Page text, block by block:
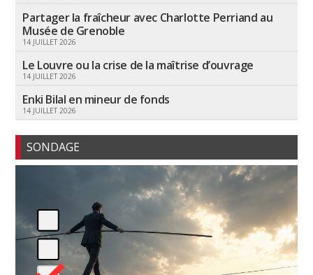
Partager la fraîcheur avec Charlotte Perriand au
Musée de Grenoble
14 JUILLET 2026
Le Louvre ou la crise de la maîtrise d’ouvrage
14 JUILLET 2026
Enki Bilal en mineur de fonds
14 JUILLET 2026
SONDAGE